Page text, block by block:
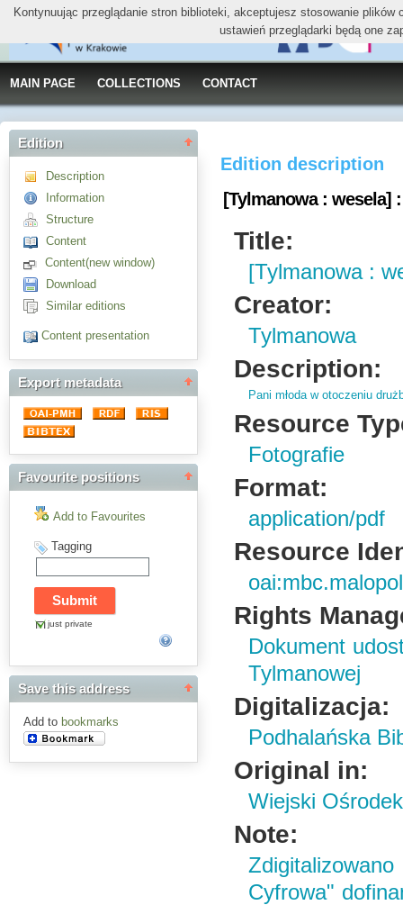
MAIN PAGE COLLECTIONS CONTACT
Edition
Description
Information
Structure
Content
Content(new window)
Download
Similar editions
Content presentation
Export metadata
Favourite positions
Add to Favourites
Tagging
just private
Save this address
Add to bookmarks
Edition description
[Tylmanowa : wesela]
Title:
[Tylmanowa :
Creator:
Tylmanowa
Description:
Pani młoda w otoczeniu
Resource
Fotografie
Format:
application/pdf
Resource
Rights
Dokument
Tylmanowej
Digitalizacja:
Podhalańska
Original in:
Wiejski
Note:
Cyfrowa"
Kontynuując przeglądanie stron biblioteki, akceptujesz stosowanie
ustawień przeglądarki będą one